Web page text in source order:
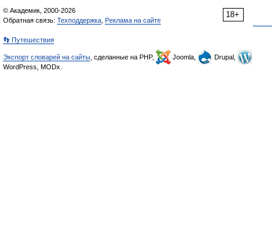
18+
© Академик, 2000-2026
Обратная связь: Техподдержка Реклама на сайте
👣 Путешествия
Экспорт словарей на сайты , сделанные на PHP, Joomla,
Drupal,
WordPress, MODx.